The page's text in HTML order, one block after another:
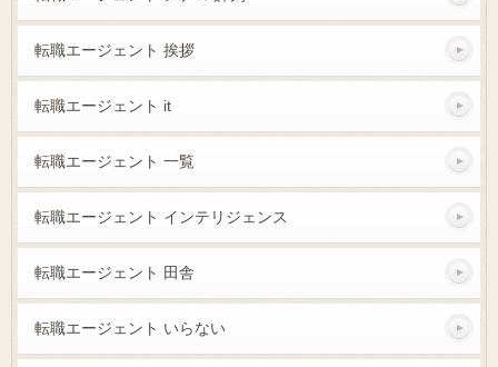
転職エージェント 挨拶
転職エージェント it
転職エージェント 一覧
転職エージェント インテリジェンス
転職エージェント 田舎
転職エージェント いらない